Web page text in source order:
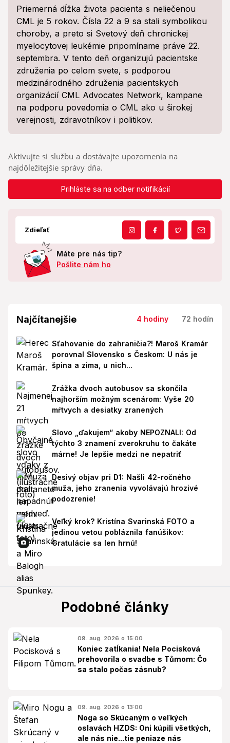
Priemerná dĺžka života pacienta s neliečenou
CML je 5 rokov. Čísla 22 a 9 sa stali symbolikou
choroby, a preto si Svetový deň chronickej
myelocytovej leukémie pripomíname práve 22.
septembra. V tento deň organizujú pacientske
združenia po celom svete, s podporou
medzinárodného združenia pacientskych
organizácií CML Advocates Network, kampane
na podporu povedomia o CML ako u širokej
verejnosti, zdravotníkov i politikov.
Aktivujte si službu a dostávajte upozornenia na
najdôležitejšie správy dňa.
Prihláste sa na odber notifikácií
Zdieľať
Máte pre nás tip?
Pošlite nám ho
Najčítanejšie 4 hodiny 72 hodín
Sťahovanie do zahraničia?! Maroš Kramár
porovnal Slovensko s Českom: U nás je
špina a zima, u nich...
Zrážka dvoch autobusov sa skončila
najhorším možným scenárom: Vyše 20
mŕtvych a desiatky zranených
Slovo „ďakujem“ akoby NEPOZNALI: Od
týchto 3 znamení zverokruhu to čakáte
márne! Je lepšie medzi ne nepatriť
Desivý objav pri D1: Našli 42-ročného
muža, jeho zranenia vyvolávajú hrozivé
podozrenie!
Veľký krok? Kristína Svarinská FOTO a
jedinou vetou pobláznila fanúšikov:
Gratulácie sa len hrnú!
Podobné články
09. aug. 2026 o 15:00
Koniec zatĺkania! Nela Pocisková
prehovorila o svadbe s Tůmom: Čo
sa stalo počas zásnub?
09. aug. 2026 o 13:00
Noga so Skúcaným o veľkých
oslavách HZDS: Oni kúpili všetkých,
ale nás nie...tie peniaze nás